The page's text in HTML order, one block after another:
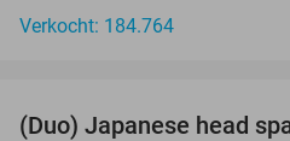
Verkocht: 184.764
(Duo) Japanese head